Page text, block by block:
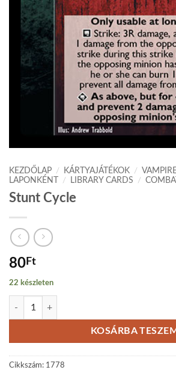
KEZDŐLAP / KÁRTYAJÁTÉKOK /
LAPONKÉNT
/ LIBRARY CARDS / COMBAT
Stunt Cycle
80Ft
22 készleten
Stunt Cycle mennyiség
KOSÁRBA TESZEM
Cikkszám: 1778